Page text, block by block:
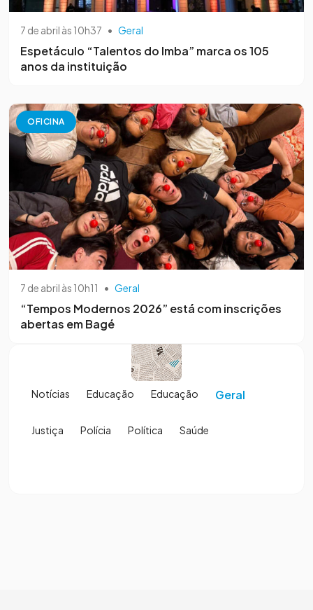
7 de abril às 10h37 • Geral
Espetáculo “Talentos do Imba” marca os 105
anos da instituição
OFICINA
7 de abril às 10h11 • Geral
“Tempos Modernos 2026” está com inscrições
abertas em Bagé
Notícias Educação Educação Geral
Justiça Polícia Política Saúde